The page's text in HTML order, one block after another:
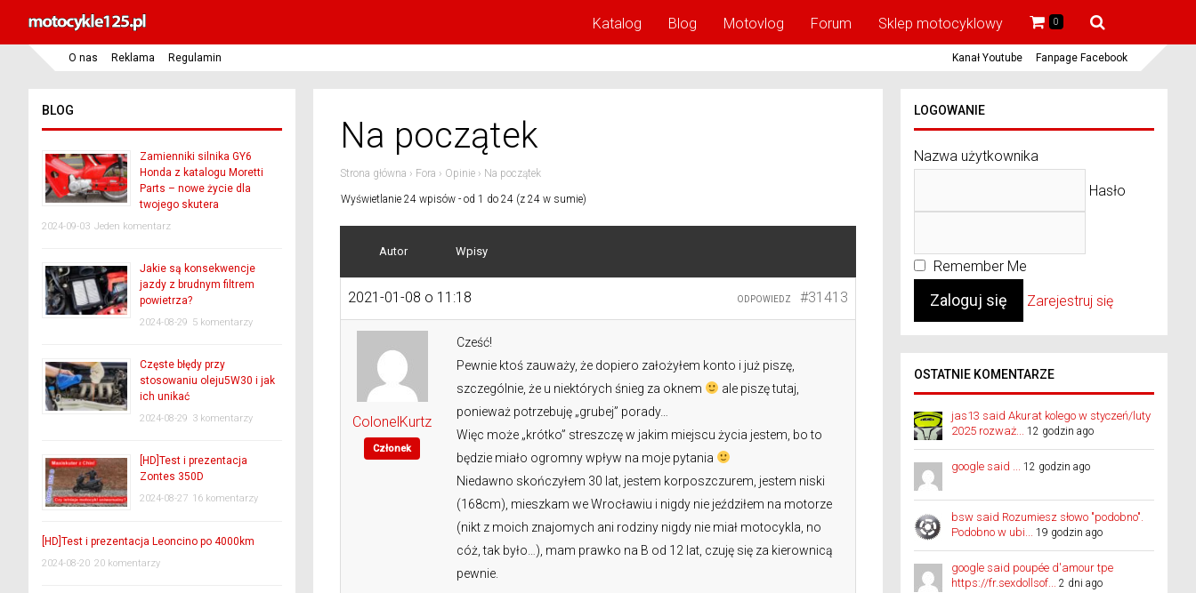
Katalog Blog Motovlog Forum Sklep motocyklowy 0
O nas Reklama Regulamin Kanał Youtube Fanpage Facebook
Na początek
Strona główna › Fora › Opinie › Na początek
Wyświetlanie 24 wpisów - od 1 do 24 (z 24 w sumie)
Autor Wpisy
2021-01-08 o 11:18 #31413
ODPOWIEDZ
ColonelKurtz
Członek
Cześć!
Pewnie ktoś zauważy, że dopiero założyłem konto i już piszę,
szczególnie, że u niektórych śnieg za oknem
ale piszę tutaj,
ponieważ potrzebuję „grubej” porady…
Więc może „krótko” streszczę w jakim miejscu życia jestem, bo to
będzie miało ogromny wpływ na moje pytania
Niedawno skończyłem 30 lat, jestem korposzczurem, jestem niski
(168cm), mieszkam we Wrocławiu i nigdy nie jeździłem na motorze
(nikt z moich znajomych ani rodziny nigdy nie miał motocykla, no
cóż, tak było…), mam prawko na B od 12 lat, czuję się za kierownicą
pewnie.
BLOG
Zamienniki silnika GY6
Honda z katalogu Moretti
Parts – nowe życie dla
twojego skutera
2024-09-03 Jeden komentarz
Jakie są konsekwencje
jazdy z brudnym filtrem
powietrza?
2024-08-29 5 komentarzy
Częste błędy przy
stosowaniu oleju5W30 i jak
ich unikać
2024-08-29 3 komentarzy
[HD]Test i prezentacja
Zontes 350D
2024-08-27 16 komentarzy
[HD]Test i prezentacja Leoncino po 4000km
2024-08-20 20 komentarzy
LOGOWANIE
Nazwa użytkownika
Hasło
Remember Me
Zarejestruj się
OSTATNIE KOMENTARZE
jas13 said Akurat kolego w styczeń/luty
2025 rozważ... 12 godzin ago
google said ... 12 godzin ago
bsw said Rozumiesz słowo "podobno".
Podobno w ubi... 19 godzin ago
google said poupée d'amour tpe
https://fr.sexdollsof... 2 dni ago